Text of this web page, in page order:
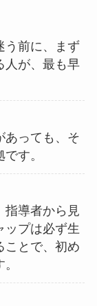
う前に、まず
人が、最も早
あっても、そ
す。
指導者から見
ップは必ず生
ことで、初め